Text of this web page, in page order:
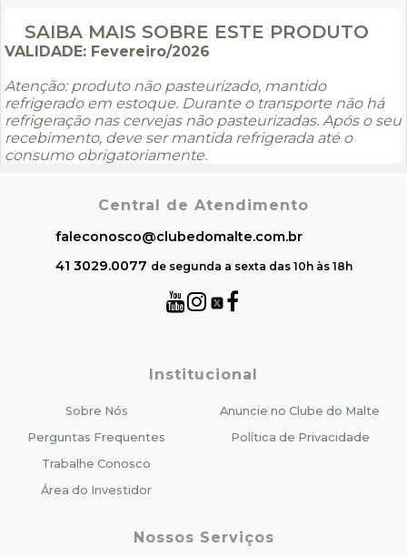
SAIBA MAIS SOBRE ESTE PRODUTO
VALIDADE: Fevereiro/2026
Atenção: produto não pasteurizado, mantido
refrigerado em estoque. Durante o transporte não há
refrigeração nas cervejas não pasteurizadas. Após o seu
recebimento, deve ser mantida refrigerada até o
consumo obrigatoriamente.
Central de Atendimento
faleconosco@clubedomalte.com.br
41 3029.0077 de segunda a sexta das 10h às 18h
Institucional
Sobre Nós
Perguntas Frequentes
Trabalhe Conosco
Área do Investidor
Anuncie no Clube do Malte
Política de Privacidade
Nossos Serviços